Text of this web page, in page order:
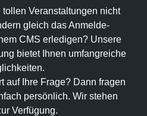
(GEO)
(MCP)
aufnehmen
Veran­staltungen nicht
gleich das Anmelde­
CMS erledigen? Unsere
bietet Ihnen umfang­reiche
auf Ihre Frage? Dann fragen
persönlich. Wir stehen
Verfügung.